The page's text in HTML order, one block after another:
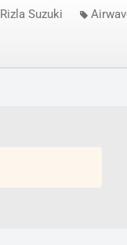
Rizla Suzuki